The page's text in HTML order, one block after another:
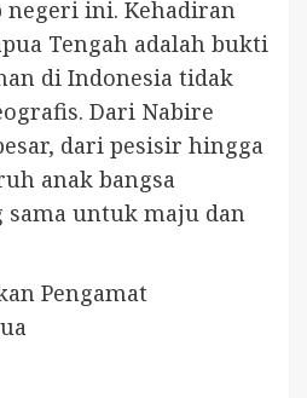
ini. Kehadiran
Tengah adalah bukti
di Indonesia tidak
Dari Nabire
dari pesisir hingga
anak bangsa
untuk maju dan
Pengamat